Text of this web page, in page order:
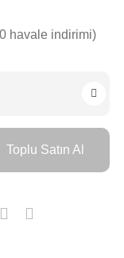
havale indirimi)
Toplu Satın Al